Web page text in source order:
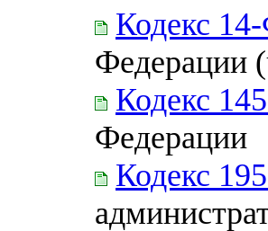
Кодекс
Федерации
Кодекс
Федерации
Кодекс